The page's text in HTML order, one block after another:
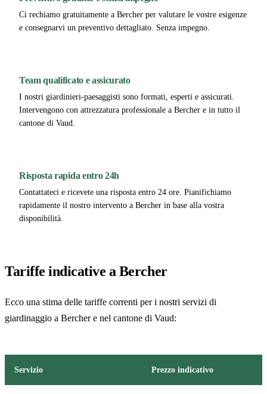
Ci rechiamo gratuitamente a Bercher per valutare le vostre esigenze
e consegnarvi un preventivo dettagliato. Senza impegno.
Team qualificato e assicurato
I nostri giardinieri-paesaggisti sono formati, esperti e assicurati.
Intervengono con attrezzatura professionale a Bercher e in tutto il
cantone di Vaud.
Risposta rapida entro 24h
Contattateci e ricevete una risposta entro 24 ore. Pianifichiamo
rapidamente il nostro intervento a Bercher in base alla vostra
disponibilità.
Tariffe indicative a Bercher
Ecco una stima delle tariffe correnti per i nostri servizi di
giardinaggio a Bercher e nel cantone di Vaud:
Servizio Prezzo indicativo